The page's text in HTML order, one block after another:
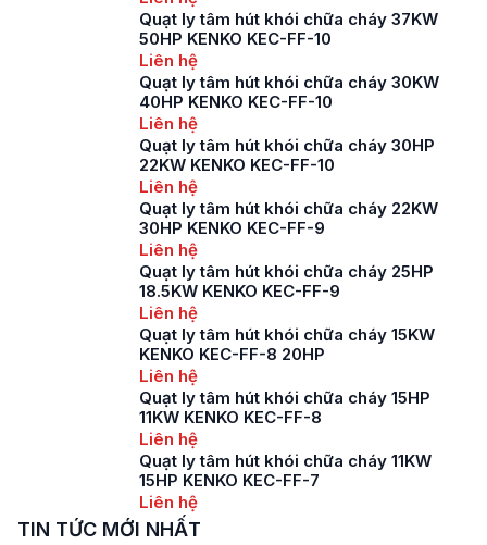
Quạt ly tâm hút khói chữa cháy 37KW
50HP KENKO KEC-FF-10
Liên hệ
Quạt ly tâm hút khói chữa cháy 30KW
40HP KENKO KEC-FF-10
Liên hệ
Quạt ly tâm hút khói chữa cháy 30HP
22KW KENKO KEC-FF-10
Liên hệ
Quạt ly tâm hút khói chữa cháy 22KW
30HP KENKO KEC-FF-9
Liên hệ
Quạt ly tâm hút khói chữa cháy 25HP
18.5KW KENKO KEC-FF-9
Liên hệ
Quạt ly tâm hút khói chữa cháy 15KW
KENKO KEC-FF-8 20HP
Liên hệ
Quạt ly tâm hút khói chữa cháy 15HP
11KW KENKO KEC-FF-8
Liên hệ
Quạt ly tâm hút khói chữa cháy 11KW
15HP KENKO KEC-FF-7
Liên hệ
TIN TỨC MỚI NHẤT